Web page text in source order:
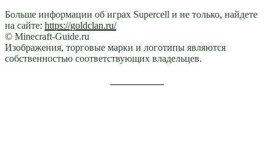
Больше информации об играх Supercell и не только, найдете
на сайте: https://goldclan.ru/
© Minecraft-Guide.ru
Изображения, торговые марки и логотипы являются
собственностью соответствующих владельцев.